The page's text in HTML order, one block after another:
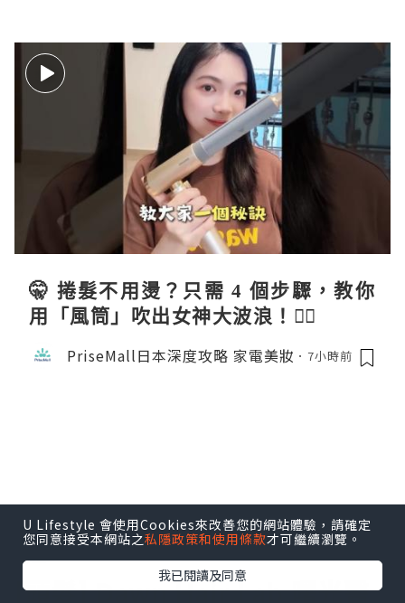
🤫 捲髮不用燙？只需 4 個步驟，教你
用「風筒」吹出女神大波浪！💇‍♀️
PriseMall日本深度攻略 家電美妝 7小時前
女生
[頭髮] Dawn Hair Lab 曙光醫
U Lifestyle 會使用Cookies來改善您的網站體驗，請確定
您同意接受本網站之私隱政策和使用條款才可繼續瀏覽。
我已閱讀及同意